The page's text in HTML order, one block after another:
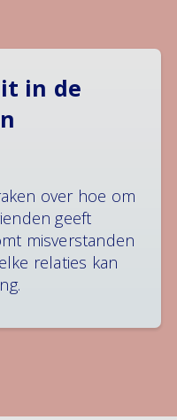
in de
over hoe om
geeft
misverstanden
relaties kan